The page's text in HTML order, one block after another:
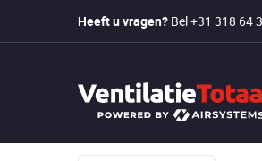
Heeft u vragen? Bel +31 318 64